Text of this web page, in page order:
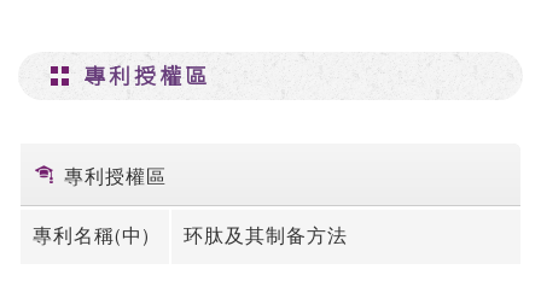
專利授權區
專利授權區
專利名稱(中) 环肽及其制备方法